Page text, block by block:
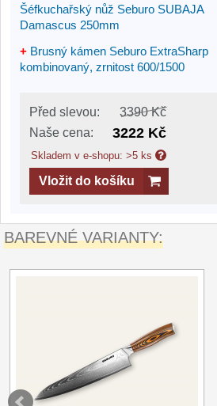
Šéfkuchařský nůž Seburo SUBAJA
Damascus 250mm
+ Brusný kámen Seburo ExtraSharp
kombinovaný, zrnitost 600/1500
Před slevou:
3390 Kč
Naše cena:
3222 Kč
Skladem v e-shopu: >5 ks
Vložit do košíku
BAREVNÉ VARIANTY: